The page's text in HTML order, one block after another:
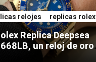
relojes replicas rolex
Replica Deepsea
un reloj de oro
tamaño